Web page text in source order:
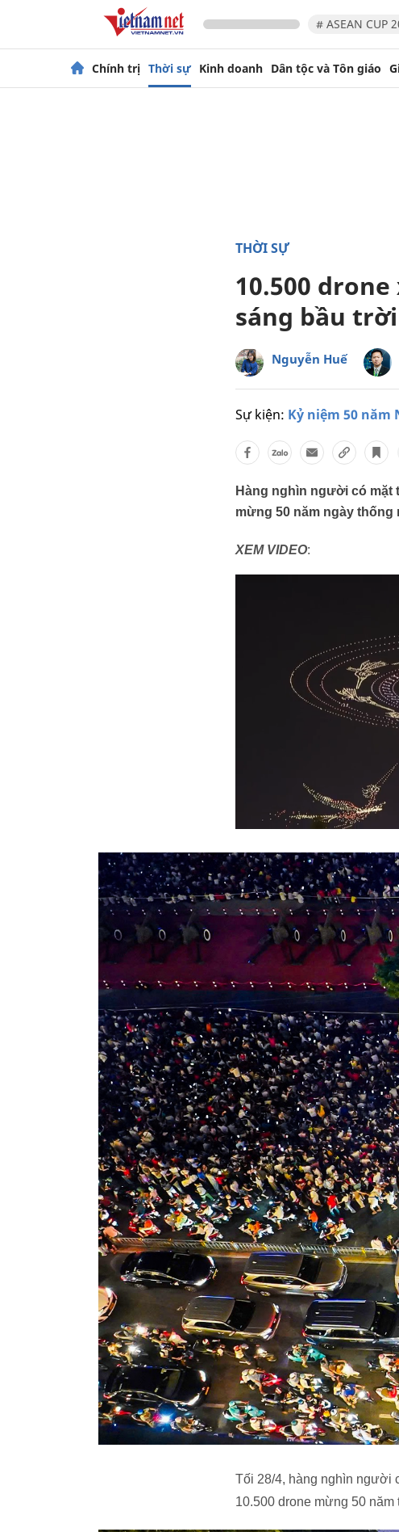
# ASEAN CUP
Chính trị Thời sự Kinh doanh Dân tộc và Tôn giáo
THỜI SỰ
10.500
sáng bầu trời
Nguyễn Huế
Sự kiện: Kỷ niệm 50
Hàng nghìn người có mặt
mừng 50 năm ngày thống
XEM VIDEO:
Tối 28/4, hàng nghìn người
10.500 drone mừng 50